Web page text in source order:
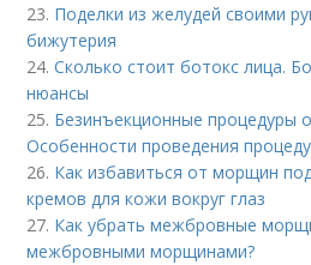
23. Поделки из желудей своими
бижутерия
24.Сколько стоит ботокс лица.
нюансы
25. Безинъекционные процедуры
Особенности проведения
26. Как избавиться от морщин
кремов для кожи вокруг глаз
27. Как убрать межбровные
межбровными морщинами?